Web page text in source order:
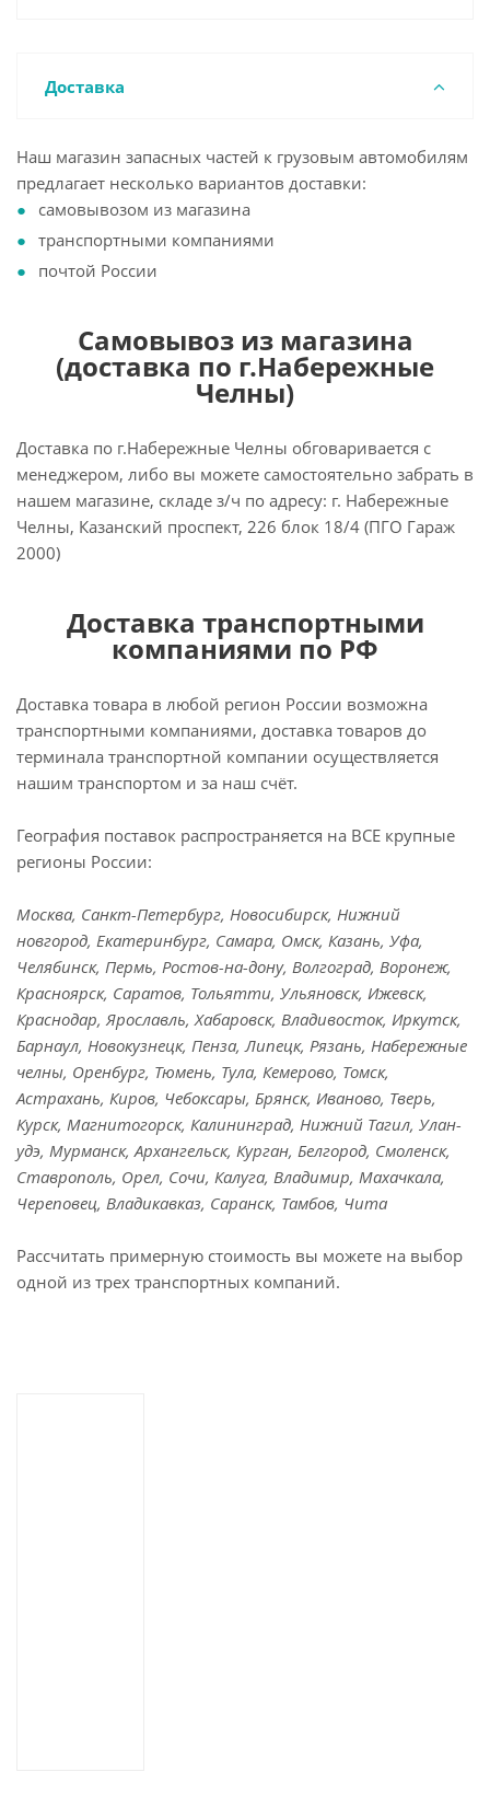
Доставка
Наш магазин запасных частей к грузовым автомобилям
предлагает несколько вариантов доставки:
самовывозом из магазина
транспортными компаниями
почтой России
Самовывоз из магазина
(доставка по г.Набережные
Челны)
Доставка по г.Набережные Челны обговаривается с
менеджером, либо вы можете самостоятельно забрать в
нашем магазине, складе з/ч по адресу: г. Набережные
Челны, Казанский проспект, 226 блок 18/4 (ПГО Гараж
2000)
Доставка транспортными
компаниями по РФ
Доставка товара в любой регион России возможна
транспортными компаниями, доставка товаров до
терминала транспортной компании осуществляется
нашим транспортом и за наш счёт.
География поставок распространяется на ВСЕ крупные
регионы России:
Москва, Санкт-Петербург, Новосибирск, Нижний
новгород, Екатеринбург, Самара, Омск, Казань, Уфа,
Челябинск, Пермь, Ростов-на-дону, Волгоград, Воронеж,
Красноярск, Саратов, Тольятти, Ульяновск, Ижевск,
Краснодар, Ярославль, Хабаровск, Владивосток, Иркутск,
Барнаул, Новокузнецк, Пенза, Липецк, Рязань, Набережные
челны, Оренбург, Тюмень, Тула, Кемерово, Томск,
Астрахань, Киров, Чебоксары, Брянск, Иваново, Тверь,
Курск, Магнитогорск, Калининград, Нижний Тагил, Улан-
удэ, Мурманск, Архангельск, Курган, Белгород, Смоленск,
Ставрополь, Орел, Сочи, Калуга, Владимир, Махачкала,
Череповец, Владикавказ, Саранск, Тамбов, Чита
Рассчитать примерную стоимость вы можете на выбор
одной из трех транспортных компаний.